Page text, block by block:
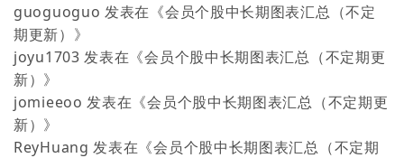
guoguoguo 发表在《会员个股中长期图表汇总（不定
期更新） 》
joyu1703 发表在《会员个股中长期图表汇总（不定期更
新） 》
jomieeoo 发表在《会员个股中长期图表汇总（不定期更
新） 》
ReyHuang 发表在《会员个股中长期图表汇总（不定期